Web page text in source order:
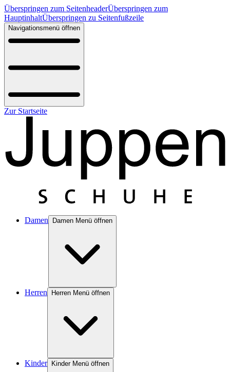
Überspringen zum SeitenheaderÜberspringen zum
HauptinhaltÜberspringen zu Seitenfußzeile
Navigationsmenü öffnen
Zur Startseite
Damen Damen Menü öffnen
Herren Herren Menü öffnen
Kinder Kinder Menü öffnen